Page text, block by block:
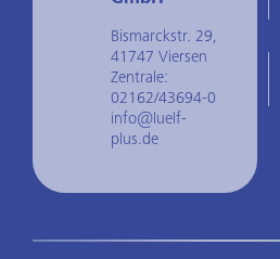
Bismarckstr. 29,
41747 Viersen
Zentrale:
02162/43694-0
info@luelf-
plus.de